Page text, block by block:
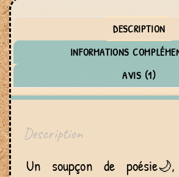
DESCRIPTION
INFORMATIONS
AVIS (1)
Description
Un soupçon de